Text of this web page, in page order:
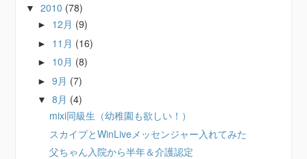
▼2010 (78)
► 12月 (9)
► 11月 (16)
► 10月 (8)
►9月 (7)
▼8月 (4)
mixi同級生（幼稚園も欲しい！）
スカイプとWinLiveメッセンジャー入れてみた
父ちゃん入院から半年＆介護認定